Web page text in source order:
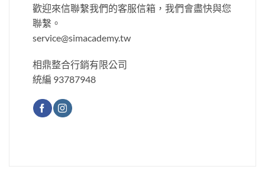
歡迎來信聯繫我們的客服信箱，我們會盡快與您
聯繫。
service@simacademy.tw
相鼎整合行銷有限公司
統編 93787948